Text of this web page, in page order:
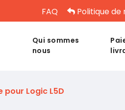
FAQ Politique de
Qui sommes
nous
pour Logic L5D